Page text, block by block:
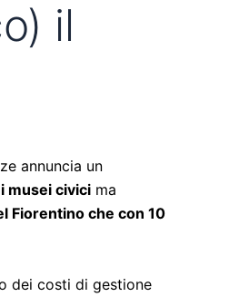
il
annuncia un
musei civici ma
Fiorentino che con 10
dei costi di gestione